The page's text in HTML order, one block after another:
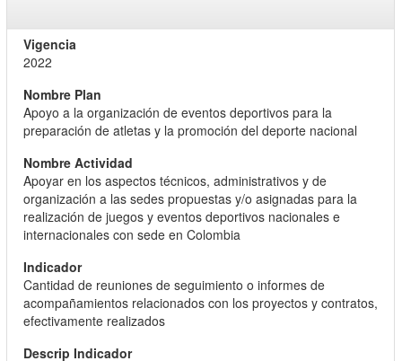
2022
Apoyo a la organización de eventos deportivos para la
preparación de atletas y la promoción del deporte nacional
Apoyar en los aspectos técnicos, administrativos y de
organización a las sedes propuestas y/o asignadas para la
realización de juegos y eventos deportivos nacionales e
internacionales con sede en Colombia
Cantidad de reuniones de seguimiento o informes de
acompañamientos relacionados con los proyectos y contratos,
efectivamente realizados